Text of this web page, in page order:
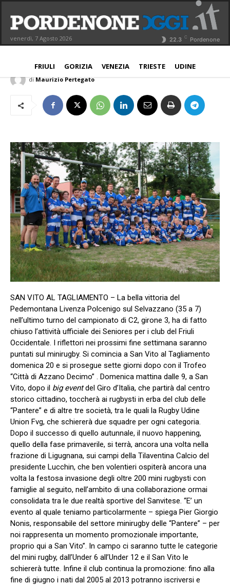
venerdì, 7 Agosto 2026 22.3 C Pordenone
FRIULI GORIZIA VENEZIA TRIESTE UDINE
Minirugby, a San Vito secondo
raggruppamento Fir stagionale
NORD EST PROVINCIA
di Maurizio Pertegato
SAN VITO AL TAGLIAMENTO – La bella vittoria del
Pedemontana Livenza Polcenigo sul Selvazzano (35 a 7)
nell’ultimo turno del campionato di C2, girone 3, ha di fatto
chiuso l’attività ufficiale dei Seniores per i club del Friuli
Occidentale. I riflettori nei prossimi fine settimana saranno
puntati sul minirugby. Si comincia a San Vito al Tagliamento
domenica 20 e si prosegue sette giorni dopo con il Trofeo
“Città di Azzano Decimo” . Domenica mattina dalle 9, a San
Vito, dopo il big eventdel Giro d’Italia, che partirà dal centro
storico cittadino, toccherà ai rugbysti in erba del club delle
“Pantere” e di altre tre società, tra le quali la Rugby Udine
Union Fvg, che schiererà due squadre per ogni categoria.
Dopo il successo di quello autunnale, il nuovo happening,
quello della fase primaverile, si terrà, ancora una volta nella
frazione di Ligugnana, sui campi della Tilaventina Calcio del
presidente Lucchin, che ben volentieri ospiterà ancora una
volta la festosa invasione degli oltre 200 mini rugbysti con
famiglie al seguito, nell’ambito di una collaborazione ormai
consolidata tra le due realtà sportive del Sanvitese. “E’ un
evento al quale teniamo particolarmente – spiega Pier Giorgio
Nonis, responsabile del settore minirugby delle “Pantere” – per
noi rappresenta un momento promozionale importante,
proprio qui a San Vito”. In campo ci saranno tutte le categorie
del mini rugby, dall’Under 6 all’Under 12 e il San Vito le
schiererà tutte. Infine il club continua la promozione: fino alla
fine di giugno i nati dal 2005 al 2013 potranno iscriversi e